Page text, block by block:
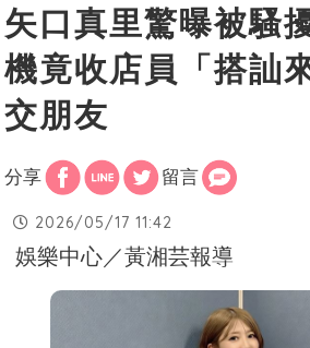
矢口真里驚曝被騷
機竟收店員「搭訕
交朋友
分享 留言
2026/05/17 11:42
娛樂中心／黃湘芸報導